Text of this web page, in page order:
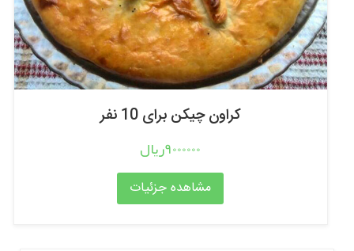
کراون چیکن برای 10 نفر
9000000ریال
مشاهده جزئیات